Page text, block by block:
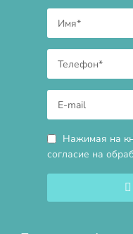
Нажимая на
согласие на